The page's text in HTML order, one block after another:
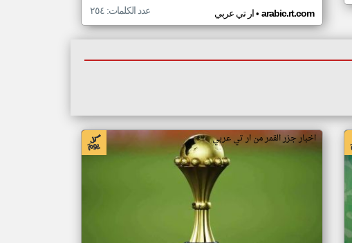
ار تي عربي• arabic.rt.com عدد الكلمات: ٢٥٤
اخبار جزر القمر من ار تي عربي